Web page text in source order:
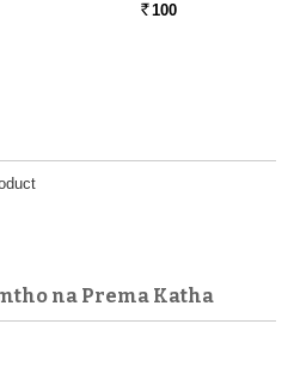
Rs. 100
na Prema Katha